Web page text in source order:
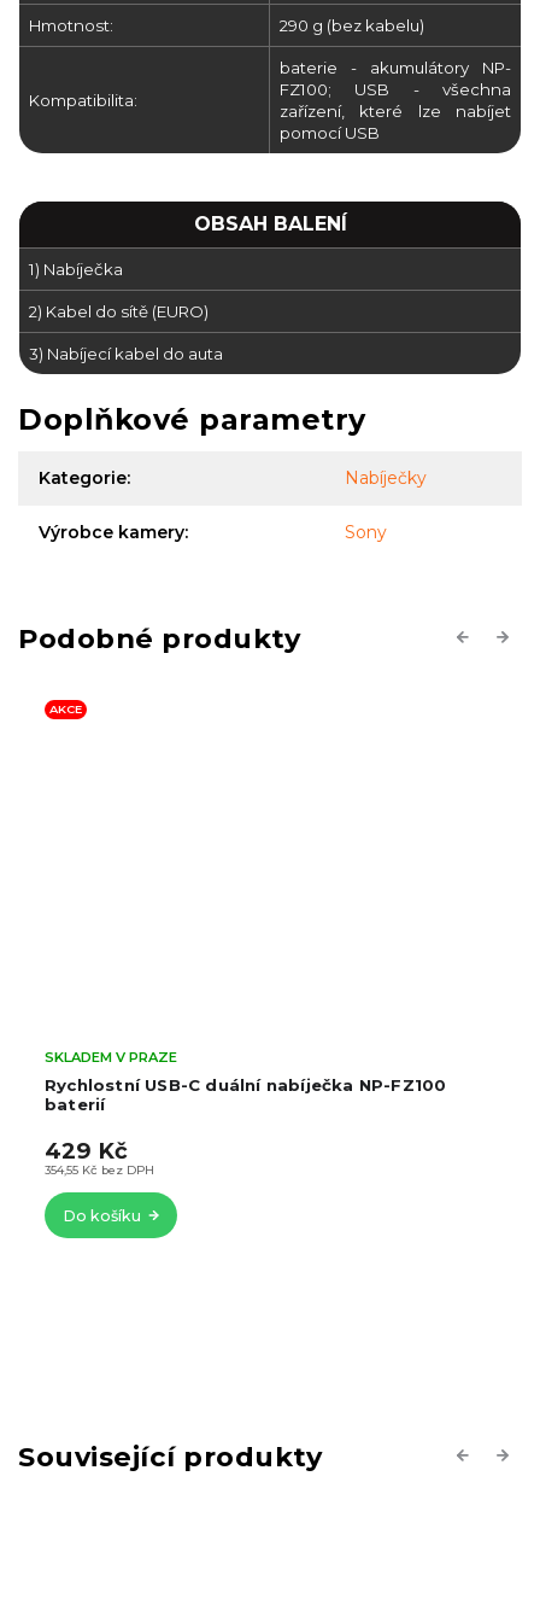
Hmotnost: 290 g (bez kabelu)
Kompatibilita:
baterie - akumulátory NP-
FZ100; USB - všechna
zařízení, které lze nabíjet
pomocí USB
OBSAH BALENÍ
1) Nabíječka
2) Kabel do sítě (EURO)
3) Nabíjecí kabel do auta
Doplňkové parametry
Kategorie: Nabíječky
Výrobce kamery: Sony
Previous
AKCE
USB-DC nabíječka NP-FZ100 baterií pro Sony
SKLADEM V PRAZE
288,43 Kč bez DPH
–16 % 419 Kč
349 Kč
Next
Související produkty Previous
Next